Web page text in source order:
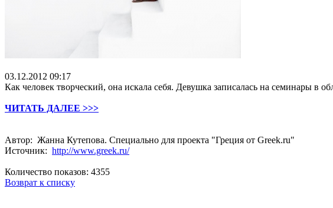
03.12.2012 09:17
Как человек творческий, она искала себя. Девушка записалась на семинары в
ЧИТАТЬ ДАЛЕЕ >>>
Автор: Жанна Кутепова. Специально для проекта "Греция от Greek.ru"
Источник: http://www.greek.ru/
Количество показов: 4355
Возврат к списку